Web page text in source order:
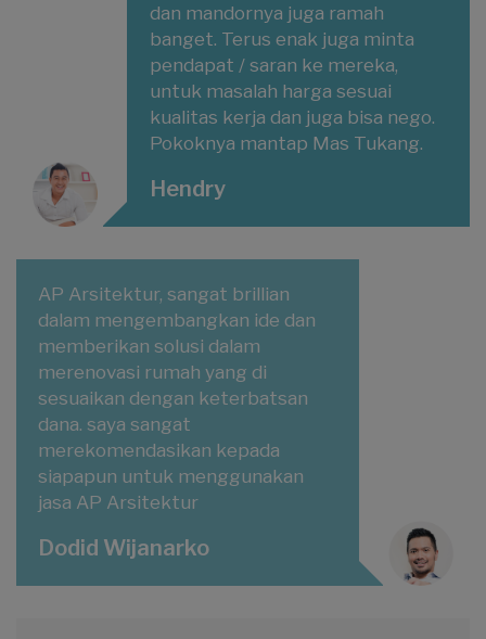
dan mandornya juga ramah
banget. Terus enak juga minta
pendapat / saran ke mereka,
untuk masalah harga sesuai
kualitas kerja dan juga bisa nego.
Pokoknya mantap Mas Tukang.
Hendry
AP Arsitektur, sangat brillian
dalam mengembangkan ide dan
memberikan solusi dalam
merenovasi rumah yang di
sesuaikan dengan keterbatsan
dana. saya sangat
merekomendasikan kepada
siapapun untuk menggunakan
jasa AP Arsitektur
Dodid Wijanarko